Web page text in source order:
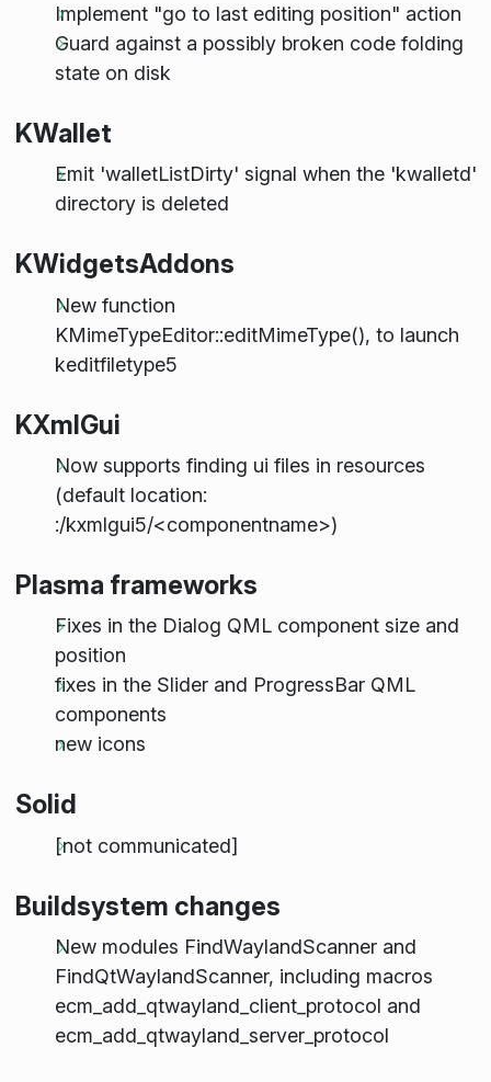
Implement "go to last editing position" action
Guard against a possibly broken code folding
state on disk
KWallet
Emit 'walletListDirty' signal when the 'kwalletd'
directory is deleted
KWidgetsAddons
New function
KMimeTypeEditor::editMimeType(), to launch
keditfiletype5
KXmlGui
Now supports finding ui files in resources
(default location:
:/kxmlgui5/<componentname>)
Plasma frameworks
Fixes in the Dialog QML component size and
position
fixes in the Slider and ProgressBar QML
components
new icons
Solid
[not communicated]
Buildsystem changes
New modules FindWaylandScanner and
FindQtWaylandScanner, including macros
ecm_add_qtwayland_client_protocol and
ecm_add_qtwayland_server_protocol